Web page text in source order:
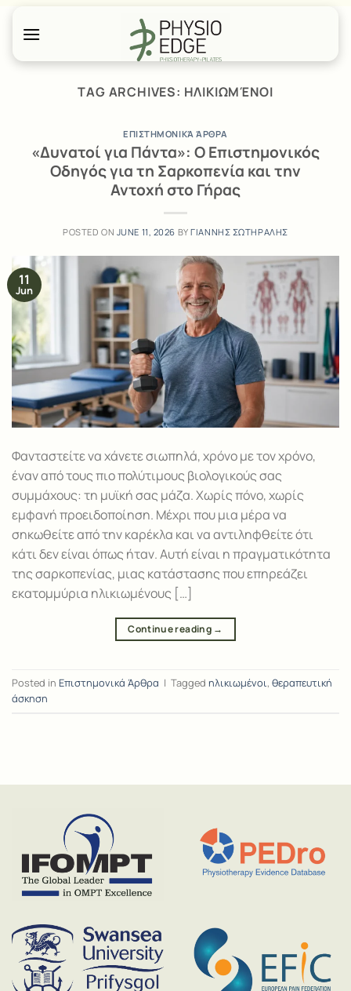
content
TAG ARCHIVES: ΗΛΙΚΙΩΜΈΝΟΙ
ΕΠΙΣΤΗΜΟΝΙΚΆ ΆΡΘΡΑ
«Δυνατοί για Πάντα»: Ο Επιστημονικός
Οδηγός για τη Σαρκοπενία και την
Αντοχή στο Γήρας
POSTED ON JUNE 11, 2026 BYΓΙΑΝΝΗΣ ΣΩΤΗΡΑΛΗΣ
11
Jun
Φανταστείτε να χάνετε σιωπηλά, χρόνο με τον χρόνο,
έναν από τους πιο πολύτιμους βιολογικούς σας
συμμάχους: τη μυϊκή σας μάζα. Χωρίς πόνο, χωρίς
εμφανή προειδοποίηση. Μέχρι που μια μέρα να
σηκωθείτε από την καρέκλα και να αντιληφθείτε ότι
κάτι δεν είναι όπως ήταν. Αυτή είναι η πραγματικότητα
της σαρκοπενίας, μιας κατάστασης που επηρεάζει
εκατομμύρια ηλικιωμένους […]
Continue reading →
Posted in Επιστημονικά Άρθρα | Tagged ηλικιωμένοι, θεραπευτική
άσκηση